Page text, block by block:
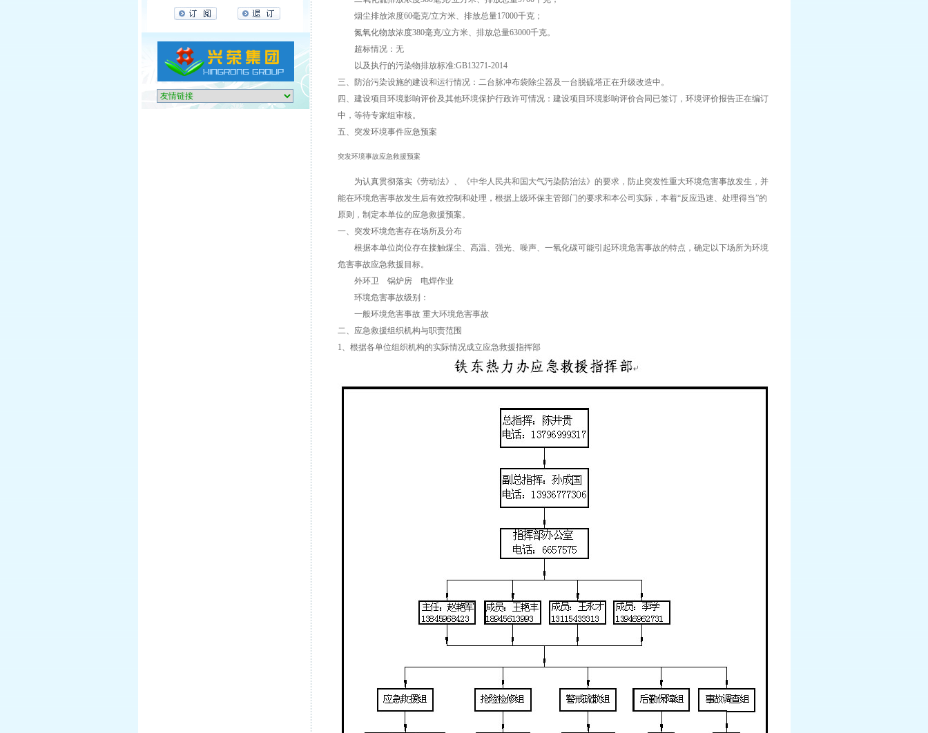
烟尘排放浓度60毫克/立方米、排放总量17000千克；
氮氧化物放浓度380毫克/立方米、排放总量63000千克。
超标情况：无
以及执行的污染物排放标准:GB13271-2014
三、防治污染设施的建设和运行情况：二台脉冲布袋除尘器及一台脱硫塔正在升级改造中。
四、建设项目环境影响评价及其他环境保护行政许可情况：建设项目环境影响评价合同已签订，环境评价报告正在编订
中，等待专家组审核。
五、突发环境事件应急预案
突发环境事故应急救援预案
为认真贯彻落实《劳动法》、《中华人民共和国大气污染防治法》的要求，防止突发性重大环境危害事故发生，并
能在环境危害事故发生后有效控制和处理，根据上级环保主管部门的要求和本公司实际，本着“反应迅速、处理得当”的
原则，制定本单位的应急救援预案。
一、突发环境危害存在场所及分布
根据本单位岗位存在接触煤尘、高温、强光、噪声、一氧化碳可能引起环境危害事故的特点，确定以下场所为环境
危害事故应急救援目标。
外环卫 锅炉房 电焊作业
环境危害事故级别：
一般环境危害事故 重大环境危害事故
二、应急救援组织机构与职责范围
1、根据各单位组织机构的实际情况成立应急救援指挥部